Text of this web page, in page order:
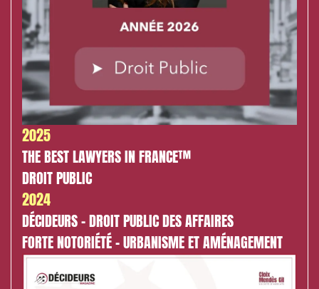
2025
THE BEST LAWYERS IN FRANCE™
DROIT PUBLIC
2024
DÉCIDEURS - DROIT PUBLIC DES AFFAIRES
FORTE NOTORIÉTÉ - URBANISME ET AMÉNAGEMENT